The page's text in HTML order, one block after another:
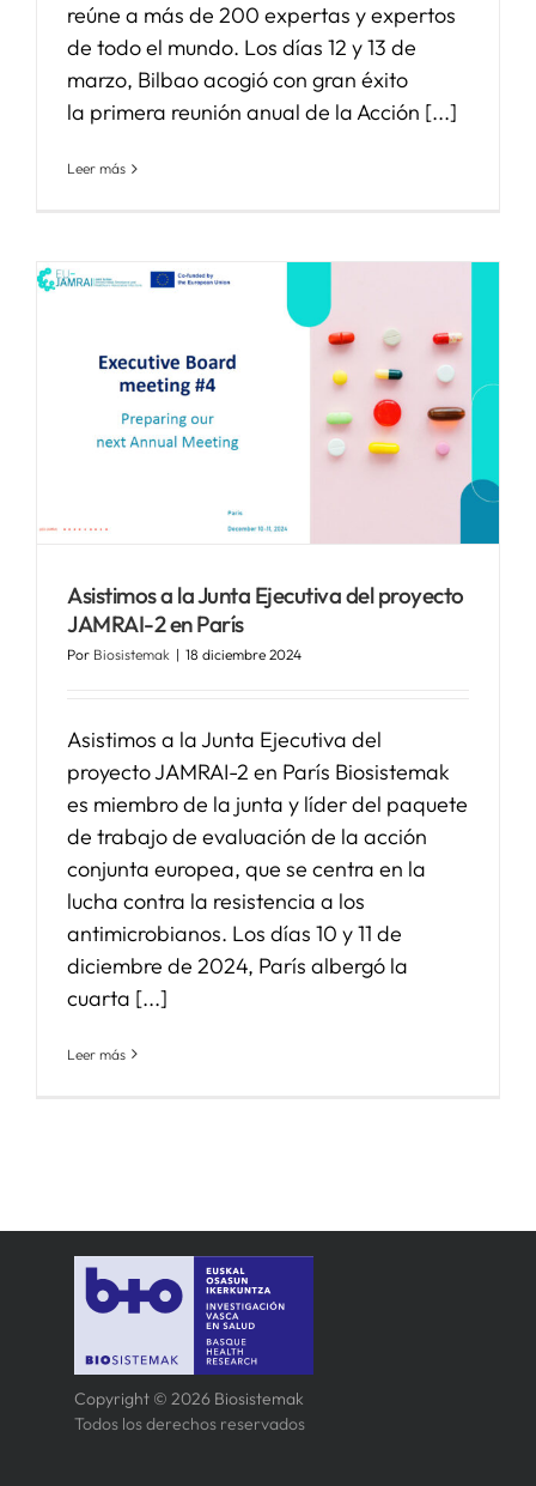
reúne a más de 200 expertas y expertos
de todo el mundo. Los días 12 y 13 de
marzo, Bilbao acogió con gran éxito
la primera reunión anual de la Acción [...]
Leer más
Asistimos a la Junta Ejecutiva del proyecto
JAMRAI-2 en París
Por Biosistemak | 18 diciembre 2024
Asistimos a la Junta Ejecutiva del
proyecto JAMRAI-2 en París Biosistemak
es miembro de la junta y líder del paquete
de trabajo de evaluación de la acción
conjunta europea, que se centra en la
lucha contra la resistencia a los
antimicrobianos. Los días 10 y 11 de
diciembre de 2024, París albergó la
cuarta [...]
Leer más
Copyright © 2026 Biosistemak
Todos los derechos reservados